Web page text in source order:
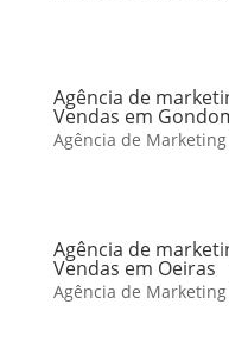
Agência de
Vendas em
Agência de
Agência de
Vendas em Oeiras
Agência de